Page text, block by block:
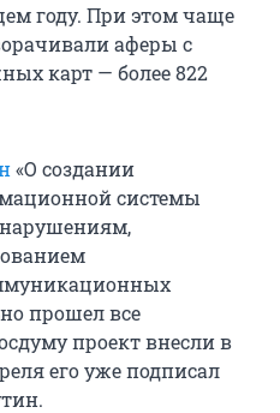
году. При этом чаще
аферы с
карт — более 822
«О создании
системы
прошел все
проект внесли в
его уже подписал